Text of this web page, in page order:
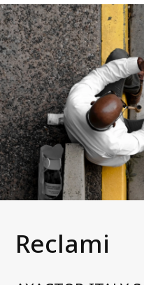
Axactor Group
Finland
Germany
Italy
Norway
Spain
Sweden
Hai ricevuto una
Paga qui
I nostri servizi
Acquisto di
Recupero per
Cessione di
Chi siamo
BUSINESS
Cosa facciamo
Reclami